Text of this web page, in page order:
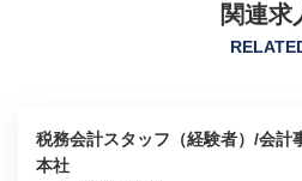
関連求
税務会計スタッフ（経験者）/会計
本社